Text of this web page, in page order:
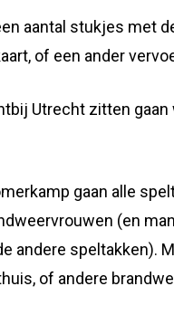
aantal stukjes met
of een ander
Utrecht zitten gaan
gaan alle
(en
andere speltakken).
of andere